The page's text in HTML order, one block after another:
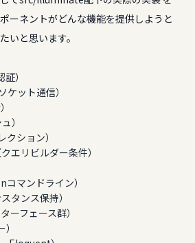
ーネントがどんな機能を提供しようと
いと思います。
）
ット通信）
）
ション）
リビルダー条件）
マンドライン）
タンス保持）
フェース群）